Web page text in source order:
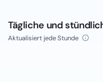
Tägliche und
Aktualisiert jede Stunde